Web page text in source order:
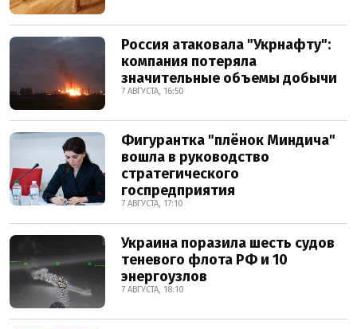
Россия атаковала "Укрнафту":
компания потеряла
значительные объемы добычи
7 АВГУСТА, 16:50
Фигурантка "плёнок Миндича"
вошла в руководство
стратегического
госпредприятия
7 АВГУСТА, 17:10
Украина поразила шесть судов
теневого флота РФ и 10
энергоузлов
7 АВГУСТА, 18:10